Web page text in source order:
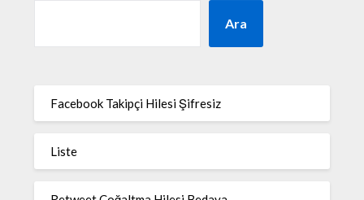
Ara
Facebook Takipçi Hilesi Şifresiz
Liste